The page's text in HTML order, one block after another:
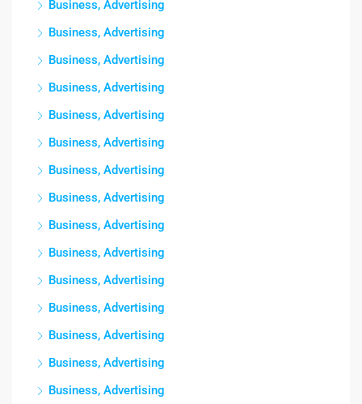
Business, Advertising
Business, Advertising
Business, Advertising
Business, Advertising
Business, Advertising
Business, Advertising
Business, Advertising
Business, Advertising
Business, Advertising
Business, Advertising
Business, Advertising
Business, Advertising
Business, Advertising
Business, Advertising
Business, Advertising